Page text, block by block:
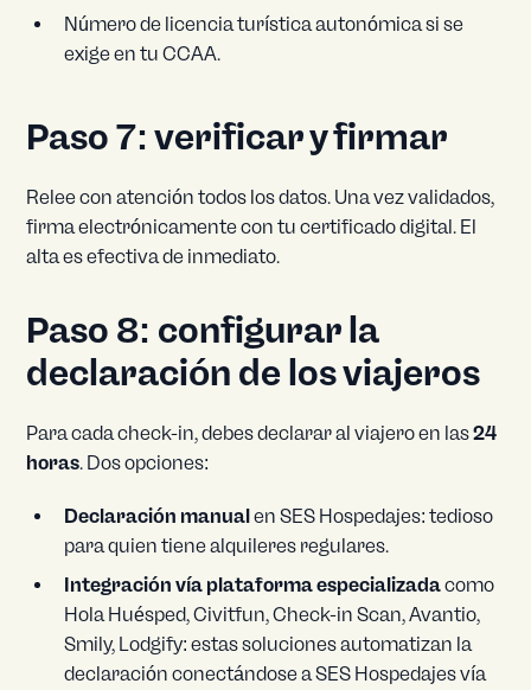
Número de licencia turística autonómica si se
exige en tu CCAA.
Paso 7: verificar y firmar
Relee con atención todos los datos. Una vez validados,
firma electrónicamente con tu certificado digital. El
alta es efectiva de inmediato.
Paso 8: configurar la
declaración de los viajeros
Para cada check-in, debes declarar al viajero en las24
horas. Dos opciones:
Declaración manualen SES Hospedajes: tedioso
para quien tiene alquileres regulares.
Integración vía plataforma especializadacomo
Hola Huésped, Civitfun, Check-in Scan, Avantio,
Smily, Lodgify: estas soluciones automatizan la
declaración conectándose a SES Hospedajes vía